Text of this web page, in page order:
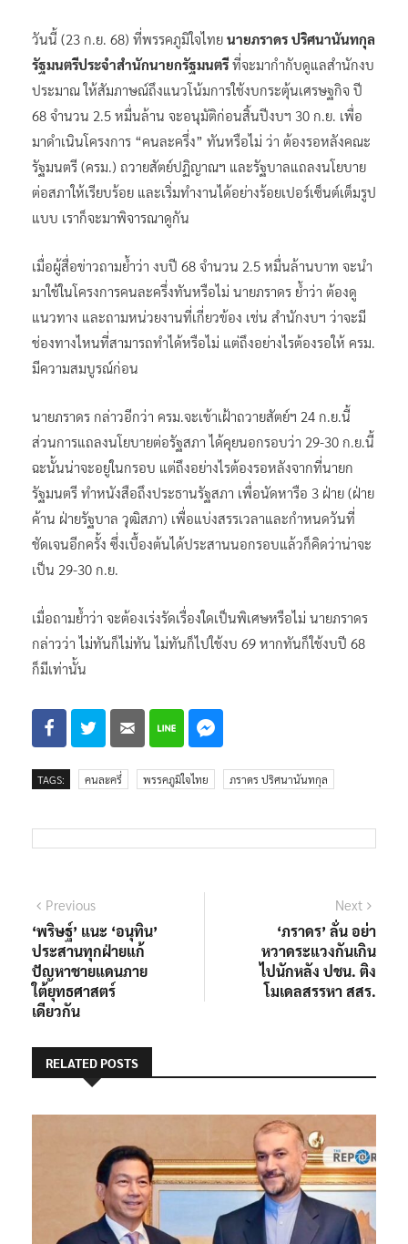
วันนี้ (23 ก.ย. 68) ที่พรรคภูมิใจไทย นายภราดร ปริศนานันทกุล
รัฐมนตรีประจำสำนักนายกรัฐมนตรี ที่จะมากำกับดูแลสำนักงบ
ประมาณ ให้สัมภาษณ์ถึงแนวโน้มการใช้งบกระตุ้นเศรษฐกิจ ปี
68 จำนวน 2.5 หมื่นล้าน จะอนุมัติก่อนสิ้นปีงบฯ 30 ก.ย. เพื่อ
มาดำเนินโครงการ “คนละครึ่ง” ทันหรือไม่ ว่า ต้องรอหลังคณะ
รัฐมนตรี (ครม.) ถวายสัตย์ปฏิญาณฯ และรัฐบาลแถลงนโยบาย
ต่อสภาให้เรียบร้อย และเริ่มทำงานได้อย่างร้อยเปอร์เซ็นต์เต็มรูป
แบบ เราก็จะมาพิจารณาดูกัน
เมื่อผู้สื่อข่าวถามย้ำว่า งบปี 68 จำนวน 2.5 หมื่นล้านบาท จะนำ
มาใช้ในโครงการคนละครึ่งทันหรือไม่ นายภราดร ย้ำว่า ต้องดู
แนวทาง และถามหน่วยงานที่เกี่ยวข้อง เช่น สำนักงบฯ ว่าจะมี
ช่องทางไหนที่สามารถทำได้หรือไม่ แต่ถึงอย่างไรต้องรอให้ ครม.
มีความสมบูรณ์ก่อน
นายภราดร กล่าวอีกว่า ครม.จะเข้าเฝ้าถวายสัตย์ฯ 24 ก.ย.นี้
ส่วนการแถลงนโยบายต่อรัฐสภา ได้คุยนอกรอบว่า 29-30 ก.ย.นี้
ฉะนั้นน่าจะอยู่ในกรอบ แต่ถึงอย่างไรต้องรอหลังจากที่นายก
รัฐมนตรี ทำหนังสือถึงประธานรัฐสภา เพื่อนัดหารือ 3 ฝ่าย (ฝ่าย
ค้าน ฝ่ายรัฐบาล วุฒิสภา) เพื่อแบ่งสรรเวลาและกำหนดวันที่
ชัดเจนอีกครั้ง ซึ่งเบื้องต้นได้ประสานนอกรอบแล้วก็คิดว่าน่าจะ
เป็น 29-30 ก.ย.
เมื่อถามย้ำว่า จะต้องเร่งรัดเรื่องใดเป็นพิเศษหรือไม่ นายภราดร
กล่าวว่า ไม่ทันก็ไม่ทัน ไม่ทันก็ไปใช้งบ 69 หากทันก็ใช้งบปี 68
ก็มีเท่านั้น
TAGS: คนละครึ่ พรรคภูมิใจไทย ภราดร ปริศนานันทกุล
แนะแนว
เรื่อง
PreviousPrevious
post:
‘พริษฐ์’ แนะ ‘อนุทิน’
ประสานทุกฝ่ายแก้
ปัญหาชายแดนภาย
ใต้ยุทธศาสตร์
เดียวกัน
Next
post:
‘ภราดร’ ลั่น อย่า
หวาดระแวงกันเกิน
ไปนักหลัง ปชน. ติง
โมเดลสรรหา สสร.
RELATED POSTS